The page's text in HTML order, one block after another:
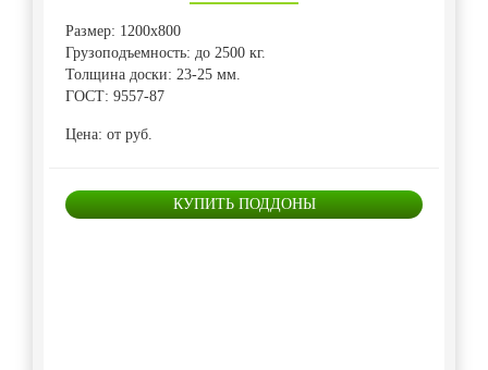
Размер: 1200х800
Грузоподъемность: до 2500 кг.
Толщина доски: 23-25 мм.
ГОСТ: 9557-87
Цена: от руб.
КУПИТЬ ПОДДОНЫ